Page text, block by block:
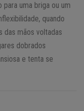
uma briga ou um
quando
das mãos voltadas
dobrados
e tenta se